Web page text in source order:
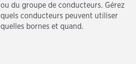
ou du groupe de conducteurs. Gérez
quels conducteurs peuvent utiliser
quelles bornes et quand.